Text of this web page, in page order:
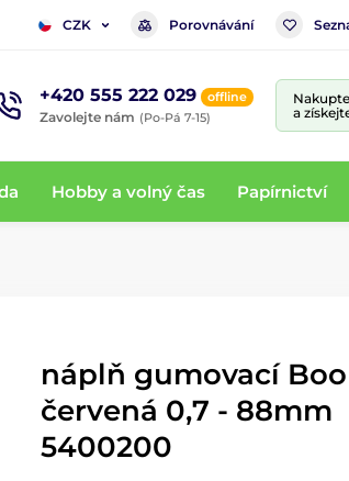
CZK Porovnávání
+420 555 222 029 offline
Zavolejte nám (Po-Pá 7-15)
a
Hobby a volný čas Papírnictví
náplň gumovací Boo
červená 0,7 - 88mm
5400200